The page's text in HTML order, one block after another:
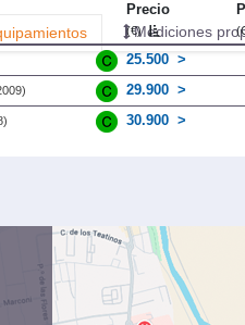
Mediciones
Precio
(€)
25.500
29.900
30.900